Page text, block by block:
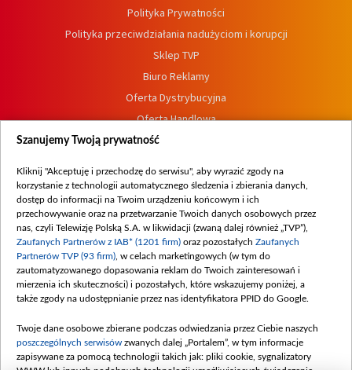
Polityka Prywatności
Polityka przeciwdziałania nadużyciom i korupcji
Sklep TVP
Biuro Reklamy
Oferta Dystrybucyjna
Oferta Handlowa
Dostępność
Procedura zgłoszeń wewnętrznych
Szanujemy Twoją prywatność
Kliknij "Akceptuję i przechodzę do serwisu", aby wyrazić zgody na
korzystanie z technologii automatycznego śledzenia i zbierania danych,
dostęp do informacji na Twoim urządzeniu końcowym i ich
przechowywanie oraz na przetwarzanie Twoich danych osobowych przez
nas, czyli Telewizję Polską S.A. w likwidacji (zwaną dalej również „TVP”),
Zaufanych Partnerów z IAB* (1201 firm) oraz pozostałych Zaufanych
Partnerów TVP (93 firm) , w celach marketingowych (w tym do
zautomatyzowanego dopasowania reklam do Twoich zainteresowań i
mierzenia ich skuteczności) i pozostałych, które wskazujemy poniżej, a
także zgody na udostępnianie przez nas identyfikatora PPID do Google.
Twoje dane osobowe zbierane podczas odwiedzania przez Ciebie naszych
poszczególnych serwisów zwanych dalej „Portalem”, w tym informacje
zapisywane za pomocą technologii takich jak: pliki cookie, sygnalizatory